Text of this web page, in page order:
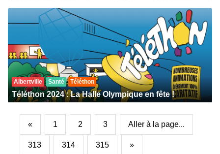
Albertville Santé Téléthon
Téléthon 2024 : La Halle Olympique en fête !
« 1 2 3 Aller à la page...
313 314 315 »